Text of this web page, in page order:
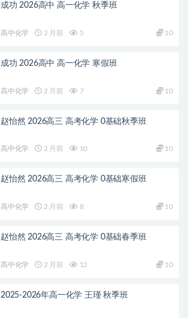
成功 2026高中 高一化学 秋季班
高中化学 2 月前 5 10
成功 2026高中 高一化学 寒假班
高中化学 2 月前 7 10
赵怡然 2026高三 高考化学 0基础秋季班
高中化学 2 月前 10 10
赵怡然 2026高三 高考化学 0基础寒假班
高中化学 2 月前 8 10
赵怡然 2026高三 高考化学 0基础春季班
高中化学 2 月前 12 10
2025-2026年高一化学 王瑾 秋季班